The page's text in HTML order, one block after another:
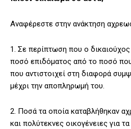
Αναφέρεστε στην ανάκτηση
1. Σε περίπτωση που ο
ποσό επιδόματος από το ποσό
που αντιστοιχεί στη διαφορά
μέχρι την αποπληρωμή του.
2. Ποσά τα οποία καταβλήθηκαν
και πολύτεκνες οικογένειες για